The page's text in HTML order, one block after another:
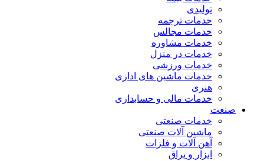
تولیدی
خدمات ترجمه
خدمات مجالس
خدمات مشاوره
خدمات در منزل
خدمات ورزشی
خدمات ماشین های اداری
هنری
خدمات مالی و حسابداری
صنعت
خدمات صنعتی
ماشین آلات صنعتی
آهن آلات و فلزات
ابزار و یراق